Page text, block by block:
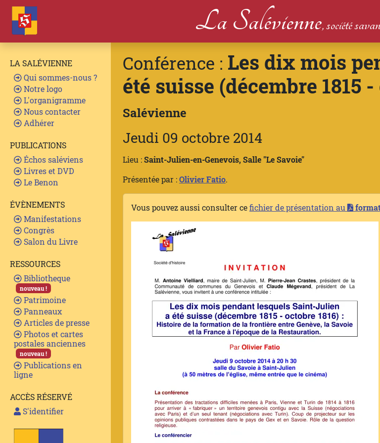
La Salévienne, société
LA SALÉVIENNE
Qui sommes-nous ?
Notre logo
L'organigramme
Nous contacter
Adhérer
PUBLICATIONS
Échos saléviens
Livres et DVD
Le Benon
ÉVÈNEMENTS
Manifestations
Congrès
Salon du Livre
RESSOURCES
Bibliotheque
nouveau !
Patrimoine
Panneaux
Articles de presse
Photos et cartes
postales anciennes
nouveau !
Publications en
ligne
ACCÈS RÉSERVÉ
S'identifier
Conférence : Les dix mois
été suisse (décembre 1815
Salévienne
Jeudi 09 octobre 2014
Lieu :Saint-Julien-en-Genevois, Salle "Le Savoie"
Présentée par :Olivier Fatio.
Vous pouvez aussi consulter cefichier de présentation au